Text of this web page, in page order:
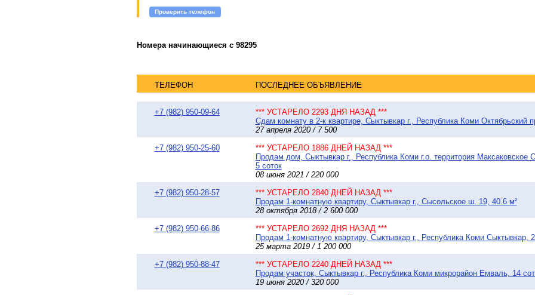
Проверить телефон
Номера начинающиеся с 98295
ТЕЛЕФОН ПОСЛЕДНЕЕ ОБЪЯВЛЕНИЕ
+7 (982) 950-09-64
*** УСТАРЕЛО 2293 ДНЯ НАЗАД ***
Сдам комнату в 2-к квартире, Сыктывкар г., Республика Коми Октябрьский
27 апреля 2020 / 7 500
+7 (982) 950-25-60
*** УСТАРЕЛО 1886 ДНЕЙ НАЗАД ***
Продам дом, Сыктывкар г., Республика Коми г.о. территория
5 соток
08 июня 2021 / 220 000
+7 (982) 950-28-57
*** УСТАРЕЛО 2840 ДНЕЙ НАЗАД ***
Продам 1-комнатную квартиру, Сыктывкар г., Сысольское ш. 19, 40.6 м²
28 октября 2018 / 2 600 000
+7 (982) 950-66-86
*** УСТАРЕЛО 2692 ДНЯ НАЗАД ***
Продам 1-комнатную квартиру, Сыктывкар г., Республика Коми Сыктывкар,
25 марта 2019 / 1 200 000
+7 (982) 950-88-47
*** УСТАРЕЛО 2240 ДНЕЙ НАЗАД ***
Продам участок, Сыктывкар г., Республика Коми микрорайон Емваль, 14
19 июня 2020 / 320 000